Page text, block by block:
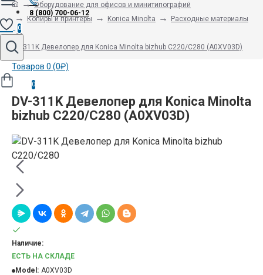
8 (800) 700-06-12
0
Товаров 0 (0₽)
0
Оборудование для офисов и минитипографий
Копиры и принтеры
Konica Minolta Расходные материалы
DV-311K Девелопер для Konica Minolta bizhub C220/C280 (A0XV03D)
DV-311K Девелопер для Konica Minolta
bizhub C220/C280 (A0XV03D)
Наличие:
ЕСТЬ НА СКЛАДЕ
Model: A0XV03D